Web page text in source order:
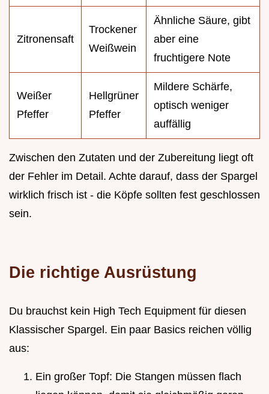
Zitronensaft
Trockener
Weißwein
Ähnliche Säure, gibt
aber eine
fruchtigere Note
Weißer
Pfeffer
Hellgrüner
Pfeffer
Mildere Schärfe,
optisch weniger
auffällig
Zwischen den Zutaten und der Zubereitung liegt oft
der Fehler im Detail. Achte darauf, dass der Spargel
wirklich frisch ist - die Köpfe sollten fest geschlossen
sein.
Die richtige Ausrüstung
Du brauchst kein High Tech Equipment für diesen
Klassischer Spargel. Ein paar Basics reichen völlig
aus:
Ein großer Topf: Die Stangen müssen flach